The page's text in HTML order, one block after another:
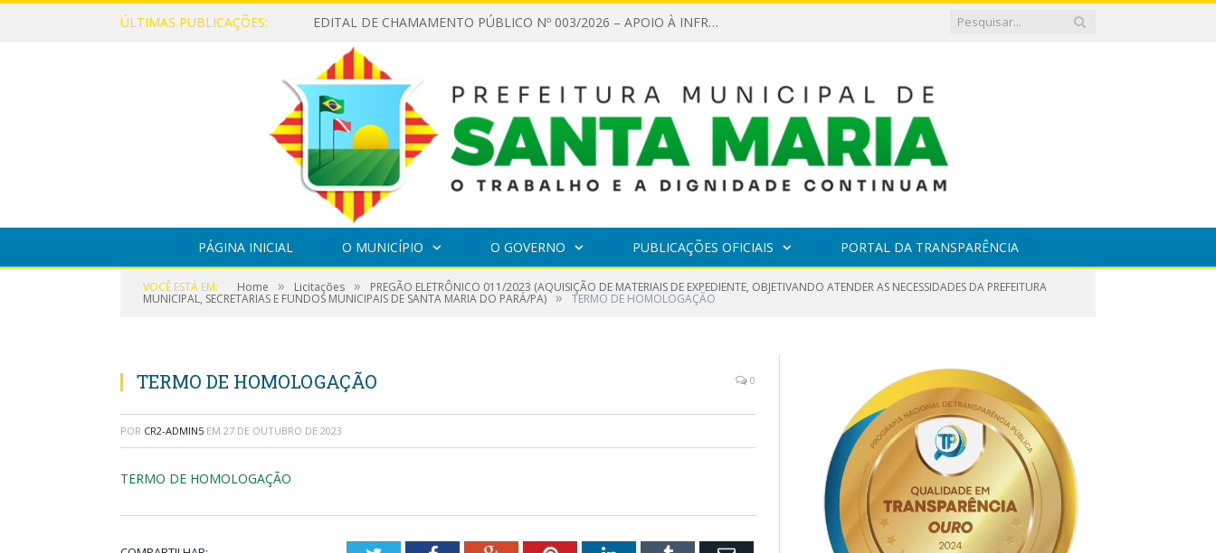
ÚLTIMAS PUBLICAÇÕES: EDITAL DE CHAMAMENTO PÚBLICO Nº 003/2026 – APOIO À INFRAESTRUTURA CULTURAL
PÁGINA INICIAL O MUNICÍPIO O GOVERNO PUBLICAÇÕES OFICIAIS PORTAL DA TRANSPARÊNCIA
VOCÊ ESTÁ EM: Home » Licitações » PREGÃO ELETRÔNICO 011/2023 (AQUISIÇÃO DE MATERIAIS DE EXPEDIENTE, OBJETIVANDO ATENDER AS NECESSIDADES DA PREFEITURA
MUNICIPAL, SECRETARIAS E FUNDOS MUNICIPAIS DE SANTA MARIA DO PARÁ/PA) » TERMO DE HOMOLOGAÇÃO
TERMO DE HOMOLOGAÇÃO 0
POR CR2-ADMIN5 EM 27 DE OUTUBRO DE 2023
TERMO DE HOMOLOGAÇÃO